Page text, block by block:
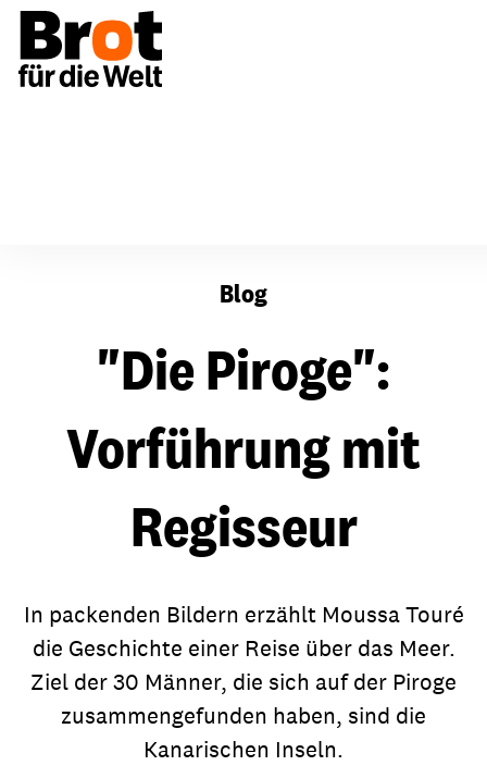
Blog
"Die Piroge":
Vorführung mit
Regisseur
In packenden Bildern erzählt Moussa Touré
die Geschichte einer Reise über das Meer.
Ziel der 30 Männer, die sich auf der Piroge
zusammengefunden haben, sind die
Kanarischen Inseln.